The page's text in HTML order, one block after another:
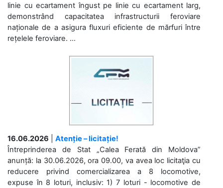
linie cu ecartament îngust pe linie cu ecartament larg,
demonstrând capacitatea infrastructurii feroviare
naționale de a asigura fluxuri eficiente de mărfuri între
rețelele feroviare. ...
16.06.2026
Atenție – licitație!
Întreprinderea de Stat „Calea Ferată din Moldova”
anunță: la 30.06.2026, ora 09.00, va avea loc licitaţia cu
reducere privind comercializarea a 8 locomotive,
expuse în 8 loturi, inclusiv: 1) 7 loturi - locomotive de